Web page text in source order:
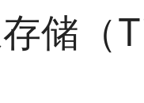
储（